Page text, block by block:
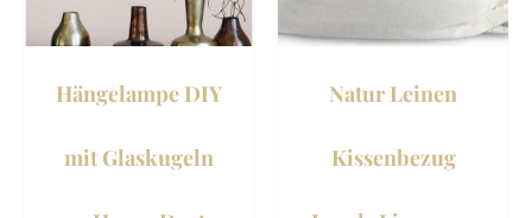
Hängelampe DIY
mit Glaskugeln
Natur Leinen
Kissenbezug
Die